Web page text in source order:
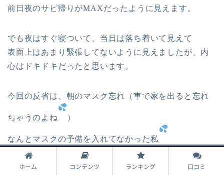
前日夜のサピ帰りがMAXだったように見えます。
でも夜はすぐ寝ついて、当日は落ち着いて見えて
表面上はあまり緊張してないように見えましたが、内
心はドキドキだったと思います。
今回の反省は、朝のマスク忘れ（車で家を出ると忘れ
ちゃうのよね ）
なんとマスクの予備を入れてなかった私
ホーム コンテンツ ランキング 口コミ